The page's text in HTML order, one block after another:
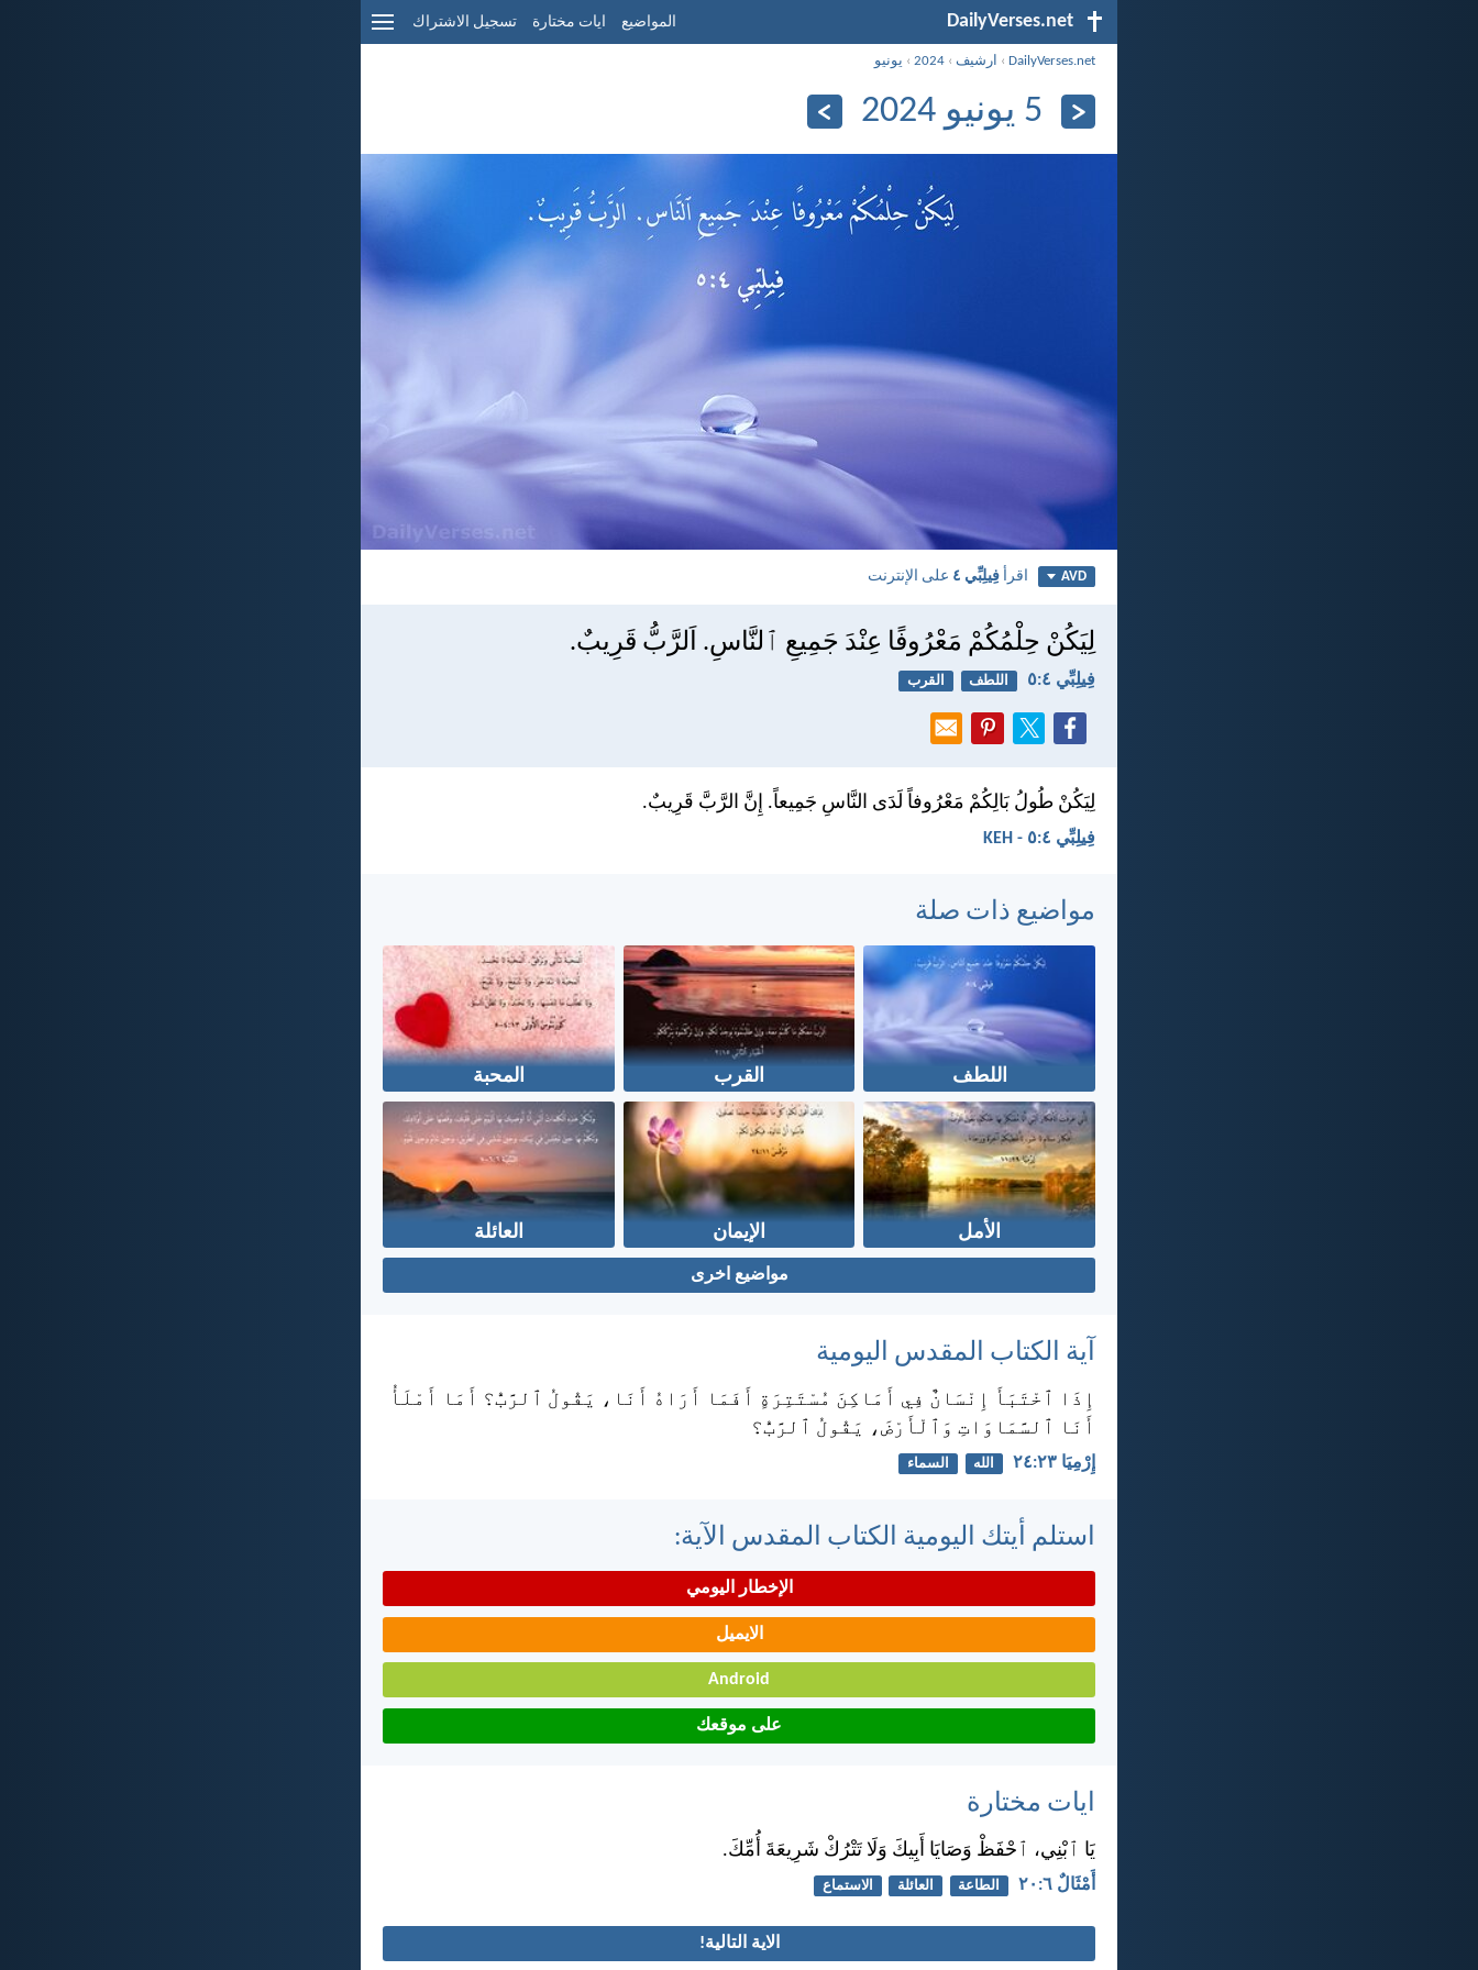
DailyVerses.net المواضيع ايات مختارة تسجيل الاشتراك
DailyVerses.net
› ارشيف ›
2024
› يونيو
5 يونيو 2024
AVD اقرأفِيلِبِّي ٤ على الإنترنت
لِيَكُنْ حِلْمُكُمْ مَعْرُوفًا عِنْدَ جَمِيعِ ٱلنَّاسِ. اَلرَّبُّ قَرِيبٌ.
فِيلِبِّي ٤:‏٥ اللطف القرب
لِيَكُنْ طُولُ بَالِكُمْ مَعْرُوفاً لَدَى النَّاسِ جَمِيعاً. إِنَّ الرَّبَّ قَرِيبٌ.
فِيلِبِّي ٤:‏٥ - KEH
مواضيع ذات صلة
اللطف القرب المحبة
الأمل الإيمان العائلة
مواضيع اخرى
آية الكتاب المقدس اليومية
إِذَا ٱخْتَبَأَ إِنْسَانٌ فِي أَمَاكِنَ مُسْتَتِرَةٍ أَفَمَا أَرَاهُ أَنَا، يَقُولُ ٱلرَّبُّ؟ أَمَا أَمْلَأُ
أَنَا ٱلسَّمَاوَاتِ وَٱلْأَرْضَ، يَقُولُ ٱلرَّبُّ؟
إِرْمِيَا ٢٣:‏٢٤ الله السماء
استلم أيتك اليومية الكتاب المقدس الآية:
الإخطار اليومي
الايميل
Android
على موقعك
ايات مختارة
يَا ٱبْنِي، ٱحْفَظْ وَصَايَا أَبِيكَ وَلَا تَتْرُكْ شَرِيعَةَ أُمِّكَ.
أَمْثَالٌ ٦:‏٢٠ الطاعة العائلة الاستماع
الاية التالية!